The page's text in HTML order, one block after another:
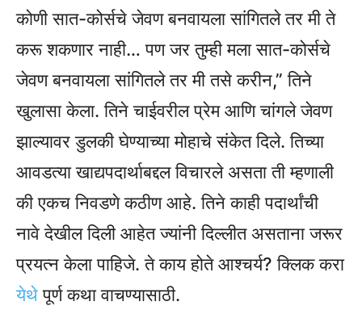
कोणी सात-कोर्सचे जेवण बनवायला सांगितले तर मी ते
करू शकणार नाही… पण जर तुम्ही मला सात-कोर्सचे
जेवण बनवायला सांगितले तर मी तसे करीन,” तिने
खुलासा केला. तिने चाईवरील प्रेम आणि चांगले जेवण
झाल्यावर डुलकी घेण्याच्या मोहाचे संकेत दिले. तिच्या
आवडत्या खाद्यपदार्थाबद्दल विचारले असता ती म्हणाली
की एकच निवडणे कठीण आहे. तिने काही पदार्थांची
नावे देखील दिली आहेत ज्यांनी दिल्लीत असताना जरूर
प्रयत्न केला पाहिजे. ते काय होते आश्चर्य? क्लिक करा
येथेपूर्ण कथा वाचण्यासाठी.